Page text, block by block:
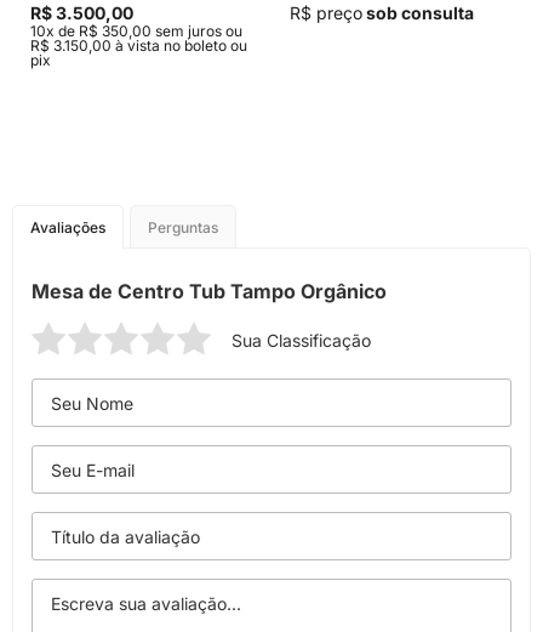
R$ 3.500,00
10x de R$ 350,00 sem juros ou
R$ 3.150,00 à vista no boleto ou
pix
R$ preçosob consulta
Avaliações Perguntas
Mesa de Centro Tub Tampo Orgânico
Sua Classificação